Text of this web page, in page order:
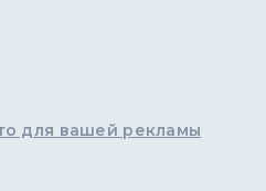
для вашей рекламы